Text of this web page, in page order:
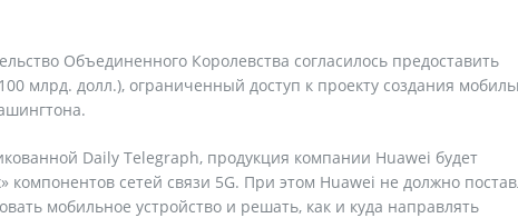
Объединенного Королевства согласилось предоставить
млрд. долл.), ограниченный доступ к проекту создания
Daily Telegraph, продукция компании Huawei будет
компонентов сетей связи 5G. При этом Huawei не должно
мобильное устройство и решать, как и куда направлять